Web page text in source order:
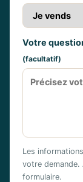
Votre
(facultatif)
Les
votre demande.
formulaire.